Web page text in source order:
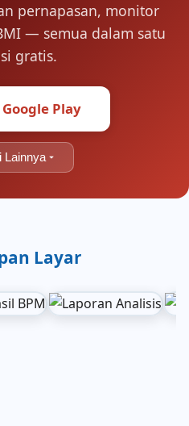
pernapasan, monitor
— semua dalam satu
gratis.
Play
Lainnya
Layar